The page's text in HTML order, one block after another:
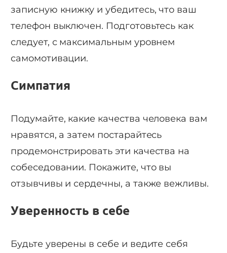
записную книжку и убедитесь, что ваш
телефон выключен. Подготовьтесь как
следует, с максимальным уровнем
самомотивации.
Симпатия
Подумайте, какие качества человека вам
нравятся, а затем постарайтесь
продемонстрировать эти качества на
собеседовании. Покажите, что вы
отзывчивы и сердечны, а также вежливы.
Уверенность в себе
Будьте уверены в себе и ведите себя